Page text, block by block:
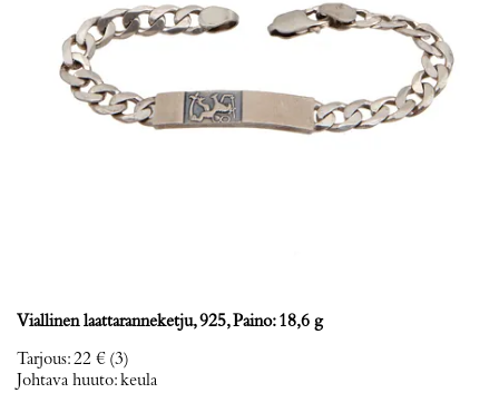
Viallinen laattaranneketju, 925, Paino: 18,6 g
Tarjous:22 € (3)
Johtava huuto:keula